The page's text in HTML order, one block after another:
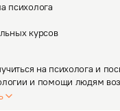
психолога
курсов
на психолога и
и помощи людям
высшего